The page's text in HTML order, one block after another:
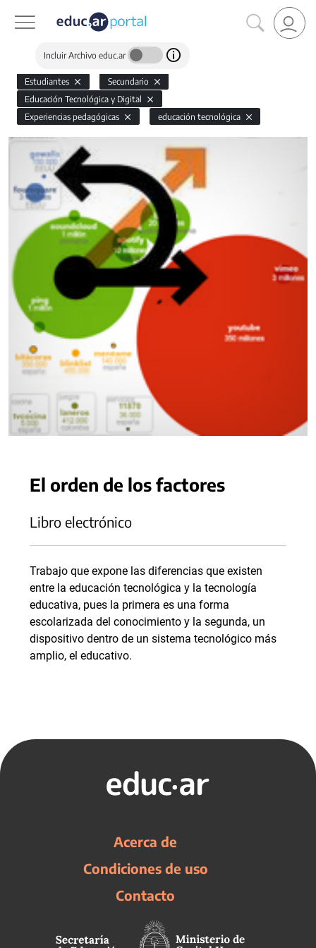
Incluir Archivo educ.ar
Estudiantes
Secundario
Educación Tecnológica y Digital
Experiencias pedagógicas
educación tecnológica
El orden de los factores
Libro electrónico
Trabajo que expone las diferencias que existen
entre la educación tecnológica y la tecnología
educativa, pues la primera es una forma
escolarizada del conocimiento y la segunda, un
dispositivo dentro de un sistema tecnológico más
amplio, el educativo.
Acerca de
Condiciones de uso
Contacto